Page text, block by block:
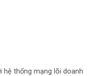
hệ thống mạng lõi doanh